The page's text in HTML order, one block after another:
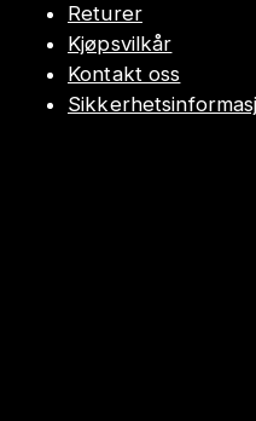
Returer
Kjøpsvilkår
Kontakt oss